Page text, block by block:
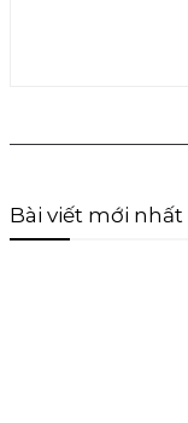
Bài viết mới nhất